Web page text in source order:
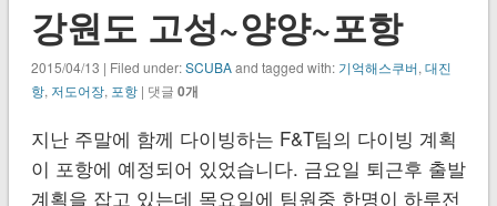
강원도 고성~양양~포항
2015/04/13 | Filed under:SCUBAand tagged with: 기억해스쿠버, 대진
항, 저도어장, 포항| 댓글 0개
지난 주말에 함께 다이빙하는 F&T팀의 다이빙 계획
이 포항에 예정되어 있었습니다. 금요일 퇴근후 출발
계획을 잡고 있는데 목요일에 팀원중 한명이 하루전